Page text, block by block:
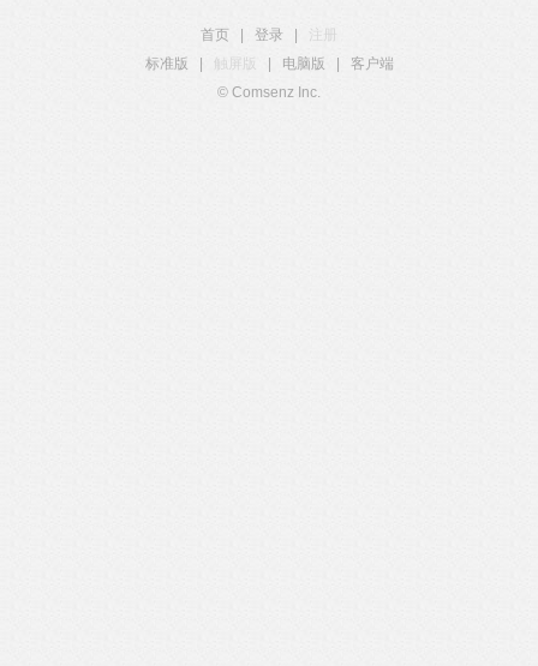
首页 登录
注册
标准版
触屏版 电脑版
客户端
© Comsenz Inc.